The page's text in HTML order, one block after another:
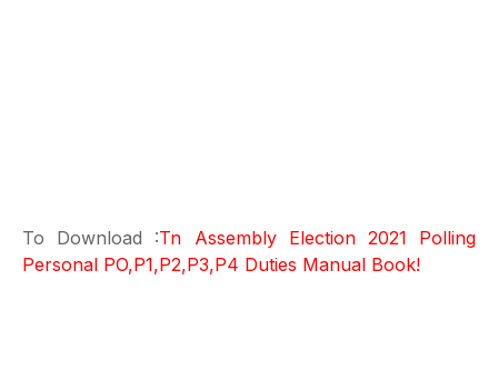
To Download :Tn Assembly Election 2021 Polling
Personal PO,P1,P2,P3,P4 Duties Manual Book!